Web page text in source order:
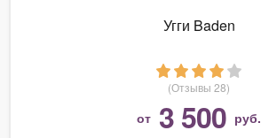
Угги Baden
(Отзывы 28)
от 3 500 руб.